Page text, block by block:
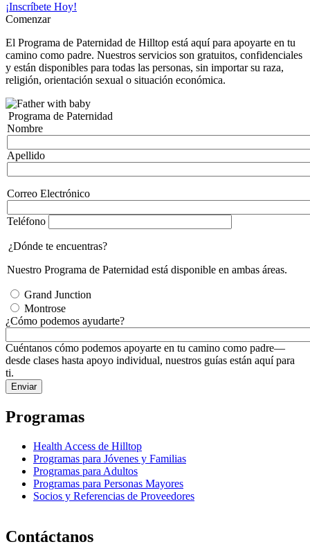
¡Inscríbete Hoy!
Comenzar
El Programa de Paternidad de Hilltop está aquí para apoyarte en tu
camino como padre. Nuestros servicios son gratuitos, confidenciales
y están disponibles para todas las personas, sin importar su raza,
religión, orientación sexual o situación económica.
Programa de Paternidad
Nombre
Apellido
Información
Contacto
Correo Electrónico
Teléfono
¿Dónde te encuentras?
Nuestro Programa de Paternidad está disponible en ambas áreas.
Grand Junction
Montrose
¿Cómo podemos ayudarte?
Cuéntanos cómo podemos apoyarte en tu camino como padre—
desde clases hasta apoyo individual, nuestros guías están aquí para
ti.
Programas
Health Access de Hilltop
Programas para Jóvenes y Familias
Programas para Adultos
Programas para Personas Mayores
Socios y Referencias de Proveedores
Contáctanos